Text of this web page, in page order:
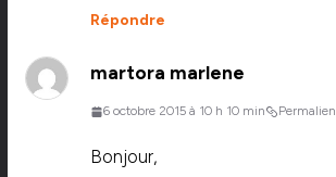
Répondre
martora marlene
6 octobre 2015 à 10 h 10 min Permalien
Bonjour,